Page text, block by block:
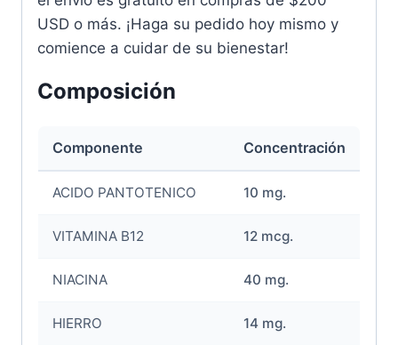
USD o más. ¡Haga su pedido hoy mismo y
comience a cuidar de su bienestar!
Composición
Componente Concentración
ACIDO PANTOTENICO 10 mg.
VITAMINA B12 12 mcg.
NIACINA 40 mg.
HIERRO 14 mg.